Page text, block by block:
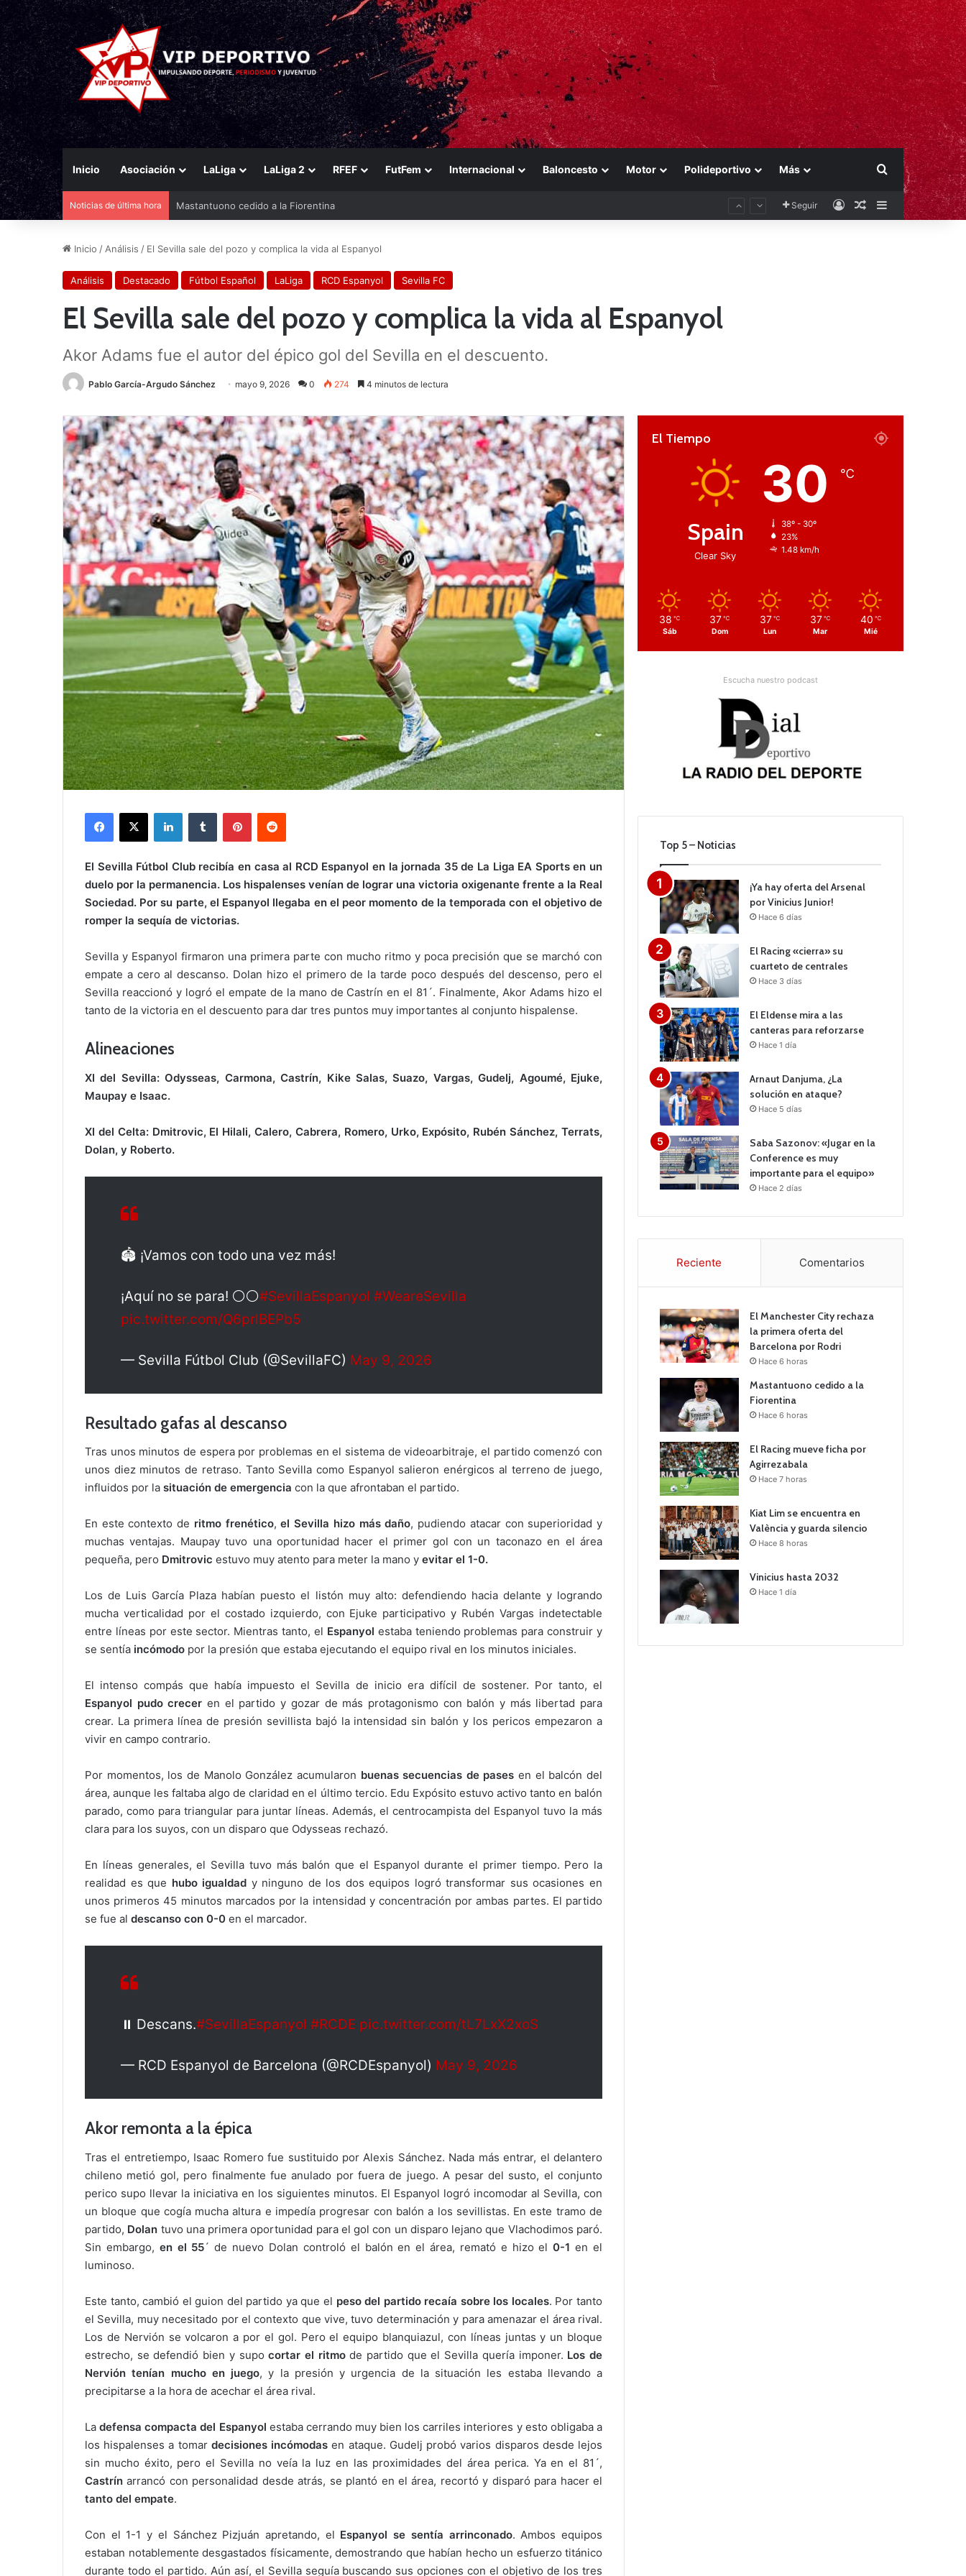
Inicio Asociación LaLiga LaLiga 2 RFEF FutFem Internacional Baloncesto Motor Polideportivo Más Buscar por
Noticias de última hora
El Racing mueve ficha por Agirrezabala
Seguir AccesoPublicación al
Barra lateral
Inicio / Análisis / El Sevilla sale del pozo y complica la vida al Espanyol
Análisis Destacado Fútbol Español LaLiga RCD Espanyol Sevilla FC
El Sevilla sale del pozo y complica la vida al Espanyol
Akor Adams fue el autor del épico gol del Sevilla en el descuento.
Pablo García-Argudo Sánchez mayo 9, 2026 0 274 4 minutos de lectura
El Sevilla Fútbol Club recibía en casa al RCD Espanyol en la jornada 35 de La Liga EA Sports en un
duelo por la permanencia. Los hispalenses venían de lograr una victoria oxigenante frente a la Real
Sociedad. Por su parte, el Espanyol llegaba en el peor momento de la temporada con el objetivo de
romper la sequía de victorias.
Sevilla y Espanyol firmaron una primera parte con mucho ritmo y poca precisión que se marchó con
empate a cero al descanso. Dolan hizo el primero de la tarde poco después del descenso, pero el
Sevilla reaccionó y logró el empate de la mano de Castrín en el 81´. Finalmente, Akor Adams hizo el
tanto de la victoria en el descuento para dar tres puntos muy importantes al conjunto hispalense.
Alineaciones
XI del Sevilla: Odysseas, Carmona, Castrín, Kike Salas, Suazo, Vargas, Gudelj, Agoumé, Ejuke,
Maupay e Isaac.
XI del Celta: Dmitrovic, El Hilali, Calero, Cabrera, Romero, Urko, Expósito, Rubén Sánchez, Terrats,
Dolan, y Roberto.
🏟️ ¡Vamos con todo una vez más!
¡Aquí no se para! ⚪️⚪️#SevillaEspanyol #WeareSevilla
pic.twitter.com/Q6prlBEPb5
— Sevilla Fútbol Club (@SevillaFC) May 9, 2026
Resultado gafas al descanso
Tras unos minutos de espera por problemas en el sistema de videoarbitraje, el partido comenzó con
unos diez minutos de retraso. Tanto Sevilla como Espanyol salieron enérgicos al terreno de juego,
influidos por la situación de emergencia con la que afrontaban el partido.
En este contexto de ritmo frenético,el Sevilla hizo más daño, pudiendo atacar con superioridad y
muchas ventajas. Maupay tuvo una oportunidad hacer el primer gol con un taconazo en el área
pequeña, pero Dmitrovic estuvo muy atento para meter la mano y evitar el 1-0.
Los de Luis García Plaza habían puesto el listón muy alto: defendiendo hacia delante y logrando
mucha verticalidad por el costado izquierdo, con Ejuke participativo y Rubén Vargas indetectable
entre líneas por este sector. Mientras tanto, el Espanyol estaba teniendo problemas para construir y
se sentía incómodo por la presión que estaba ejecutando el equipo rival en los minutos iniciales.
El intenso compás que había impuesto el Sevilla de inicio era difícil de sostener. Por tanto, el
Espanyol pudo crecer en el partido y gozar de más protagonismo con balón y más libertad para
crear. La primera línea de presión sevillista bajó la intensidad sin balón y los pericos empezaron a
vivir en campo contrario.
Por momentos, los de Manolo González acumularon buenas secuencias de pases en el balcón del
área, aunque les faltaba algo de claridad en el último tercio. Edu Expósito estuvo activo tanto en balón
parado, como para triangular para juntar líneas. Además, el centrocampista del Espanyol tuvo la más
clara para los suyos, con un disparo que Odysseas rechazó.
En líneas generales, el Sevilla tuvo más balón que el Espanyol durante el primer tiempo. Pero la
realidad es que hubo igualdad y ninguno de los dos equipos logró transformar sus ocasiones en
unos primeros 45 minutos marcados por la intensidad y concentración por ambas partes. El partido
se fue al descanso con 0-0 en el marcador.
⏸️ Descans.#SevillaEspanyol #RCDE pic.twitter.com/tL7LxX2xoS
— RCD Espanyol de Barcelona (@RCDEspanyol) May 9, 2026
Akor remonta a la épica
Tras el entretiempo, Isaac Romero fue sustituido por Alexis Sánchez. Nada más entrar, el delantero
chileno metió gol, pero finalmente fue anulado por fuera de juego. A pesar del susto, el conjunto
perico supo llevar la iniciativa en los siguientes minutos. El Espanyol logró incomodar al Sevilla, con
un bloque que cogía mucha altura e impedía progresar con balón a los sevillistas. En este tramo de
partido, Dolan tuvo una primera oportunidad para el gol con un disparo lejano que Vlachodimos paró.
Sin embargo, en el 55´ de nuevo Dolan controló el balón en el área, remató e hizo el 0-1 en el
luminoso.
Este tanto, cambió el guion del partido ya que el peso del partido recaía sobre los locales. Por tanto
el Sevilla, muy necesitado por el contexto que vive, tuvo determinación y para amenazar el área rival.
Los de Nervión se volcaron a por el gol. Pero el equipo blanquiazul, con líneas juntas y un bloque
estrecho, se defendió bien y supocortar el ritmode partido que el Sevilla quería imponer. Los de
Nervión tenían mucho en juego, y la presión y urgencia de la situación les estaba llevando a
precipitarse a la hora de acechar el área rival.
Ladefensa compacta del Espanyol estaba cerrando muy bien los carriles interiores y esto obligaba a
los hispalenses a tomar decisiones incómodas en ataque. Gudelj probó varios disparos desde lejos
sin mucho éxito, pero el Sevilla no veía la luz en las proximidades del área perica. Ya en el 81´,
Castrín arrancó con personalidad desde atrás, se plantó en el área, recortó y disparó para hacer el
tanto del empate.
Con el 1-1 y el Sánchez Pizjuán apretando, el Espanyol se sentía arrinconado. Ambos equipos
estaban notablemente desgastados físicamente, demostrando que habían hecho un esfuerzo titánico
durante todo el partido. Aún así, el Sevilla seguía buscando sus opciones con el objetivo de los tres
El Tiempo
Spain
Clear Sky
30 ℃
38º - 30º
23%
1.48 km/h
38 ℃
Sáb
37 ℃
Dom
37 ℃
Lun
37 ℃
Mar
40 ℃
Mié
Escucha nuestro podcast
Top 5 – Noticias
¡Ya hay oferta del Arsenal
por Vinicius Junior!
Hace 6 días
El Racing «cierra» su
cuarteto de centrales
Hace 3 días
El Eldense mira a las
canteras para reforzarse
Hace 1 día
Arnaut Danjuma, ¿La
solución en ataque?
Hace 5 días
Saba Sazonov: «Jugar en la
Conference es muy
importante para el equipo»
Hace 2 días
Reciente Comentarios
El Manchester City rechaza
la primera oferta del
Barcelona por Rodri
Hace 6 horas
Mastantuono cedido a la
Fiorentina
Hace 6 horas
El Racing mueve ficha por
Agirrezabala
Hace 7 horas
Kiat Lim se encuentra en
València y guarda silencio
Hace 8 horas
Vinicius hasta 2032
Hace 1 día